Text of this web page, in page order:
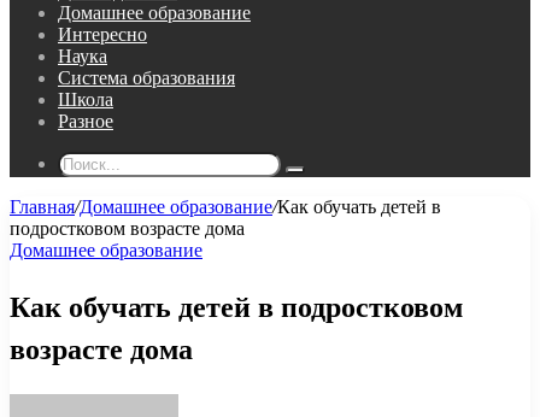
Домашнее образование
Интересно
Наука
Система образования
Школа
Разное
Поиск...
Главная/Домашнее образование/Как обучать детей в
подростковом возрасте дома
Домашнее образование
Как обучать детей в подростковом
возрасте дома